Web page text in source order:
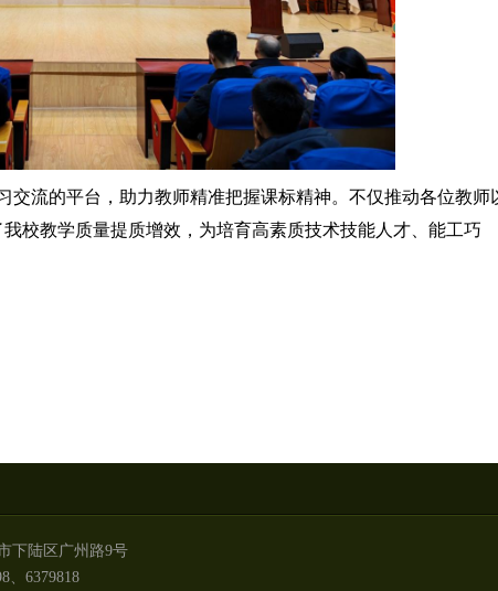
交流的平台，助力教师精准把握课标精神。不仅推动各位教师
校教学质量提质增效，为培育高素质技术技能人才、能工巧
下陆区广州路9号
、6379818